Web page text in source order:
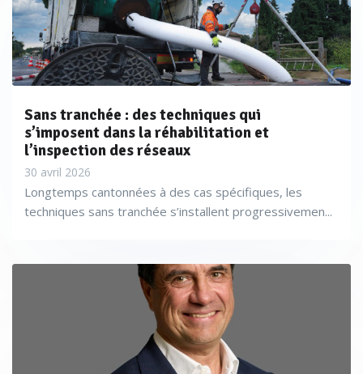
Sans tranchée : des techniques qui
s’imposent dans la réhabilitation et
l’inspection des réseaux
30 avril 2026
Longtemps cantonnées à des cas spécifiques, les
techniques sans tranchée s’installent progressivemen...